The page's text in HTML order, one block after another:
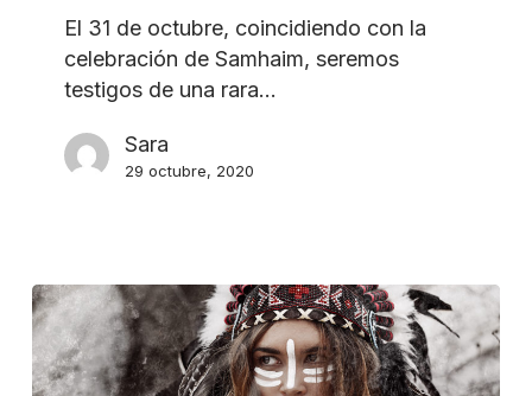
El 31 de octubre, coincidiendo con la
celebración de Samhaim, seremos
testigos de una rara…
Sara
29 octubre, 2020